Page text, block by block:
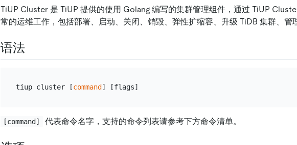
TiUP Cluster 是 TiUP 提供的使用 Golang 编写的集群管理组件，通过 TiUP
常的运维工作，包括部署、启动、关闭、销毁、弹性扩缩容、升级 TiDB 集群、管
语法
tiup cluster [command
[command] 代表命令名字，支持的命令列表请参考下方命令清单。